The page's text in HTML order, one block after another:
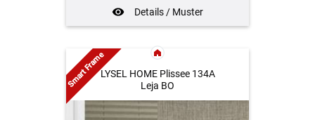
Details / Muster
LYSEL HOME Plissee 134A
Leja BO
Smart Frame